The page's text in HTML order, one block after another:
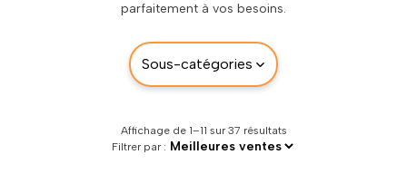
parfaitement à vos besoins.
Affichage de 1–11 sur 37 résultats
Filtrer par :